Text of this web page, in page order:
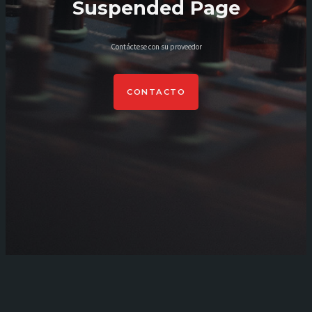
Suspended Page
Contáctese con su proveedor
CONTACTO